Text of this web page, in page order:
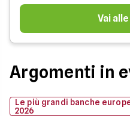
Vai alle
Argomenti in
Le più grandi banche
2026